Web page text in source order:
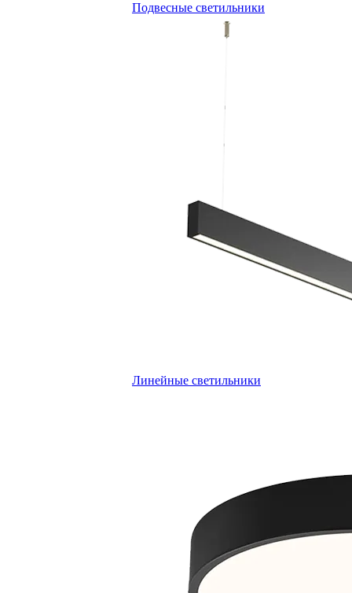
Подвесные светильники
Линейные светильники